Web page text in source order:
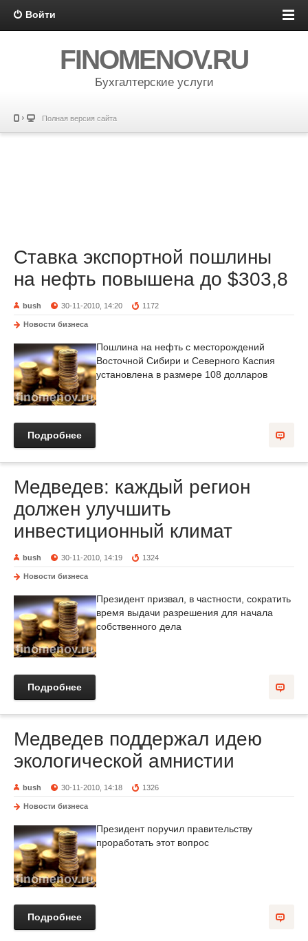
Войти
FINOMENOV.RU
Бухгалтерские услуги
Полная версия сайта
Ставка экспортной пошлины
на нефть повышена до $303,8
bush 30-11-2010, 14:20 1172
Новости бизнеса
Пошлина на нефть с месторождений
Восточной Сибири и Северного Каспия
установлена в размере 108 долларов
Подробнее
Медведев: каждый регион
должен улучшить
инвестиционный климат
bush 30-11-2010, 14:19 1324
Новости бизнеса
Президент призвал, в частности, сократить
время выдачи разрешения для начала
собственного дела
Подробнее
Медведев поддержал идею
экологической амнистии
bush 30-11-2010, 14:18 1326
Новости бизнеса
Президент поручил правительству
проработать этот вопрос
Подробнее